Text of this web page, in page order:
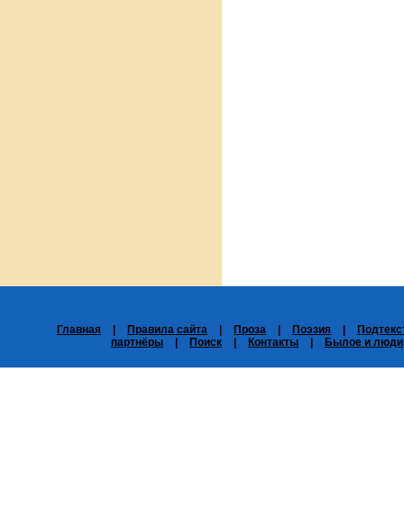
Главная Правила сайта Проза Поэзия
партнёры
Поиск Контакты Былое и люди